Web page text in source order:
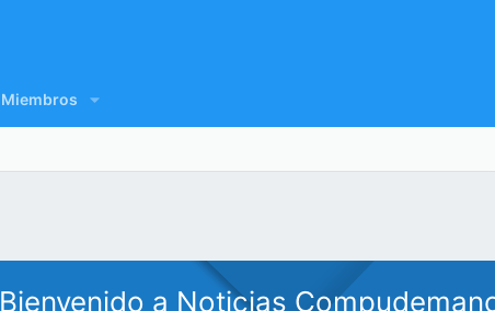
Miembros
Bienvenido a Noticias